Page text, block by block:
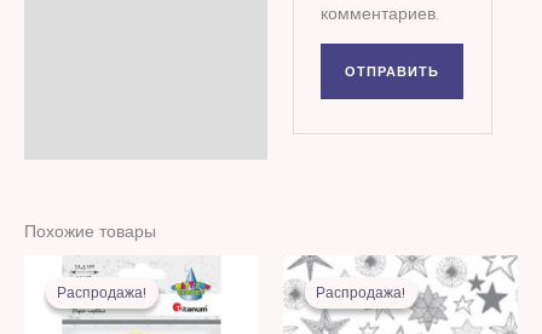
комментариев.
Похожие товары
Распродажа!
Распродажа!
Первоначальная
цена
составляла
16,00 MDL.
Текущая
цена:
7,00 MDL.
Распродажа!
Распродажа!
Первоначальная
цена
составляла
34,00 MDL.
Текущая
цена:
14,00 MDL.